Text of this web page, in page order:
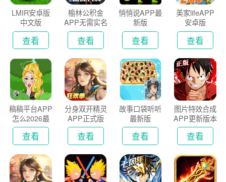
LMIR安卓版
中文版
查看
榆林公积金
APP无需实名
认证版
查看
悄悄说APP最
新版
查看
美家lifeAPP
安卓版
查看
稿稿平台APP
怎么2026最
新版
查看
分身双开精灵
APP正式版
查看
故事口袋听听
最新版
查看
图片特效合成
APP更新版本
2026
查看